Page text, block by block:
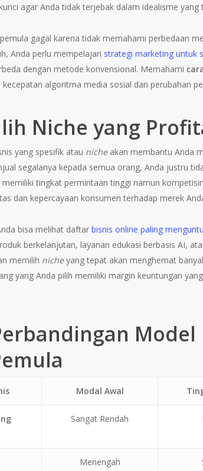
agar Anda tidak terjebak dalam idealisme yang
gagal karena tidak memahami perbedaan
Anda perlu mempelajari strategi marketing untuk
dengan metode konvensional. Memahami
algoritma media sosial dan perubahan
Niche yang
yang spesifik atau nicheakan membantu Anda
segalanya kepada semua orang, Anda justru
tingkat permintaan tinggi namun
dan kepercayaan konsumen terhadap merek
bisa melihat daftar bisnis online paling
berkelanjutan, layanan edukasi berbasis AI,
memilih nicheyang tepat akan menghemat
yang Anda pilih memiliki margin keuntungan
Model
Modal Awal
Sangat Rendah
Menengah